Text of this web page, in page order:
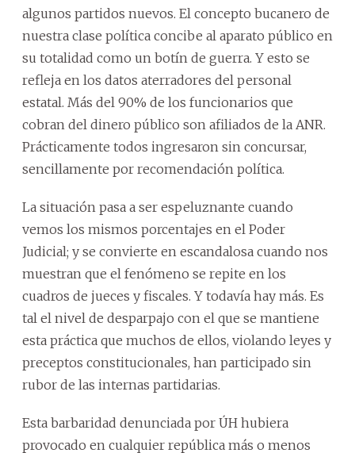
algunos partidos nuevos. El concepto bucanero de
nuestra clase política concibe al aparato público en
su totalidad como un botín de guerra. Y esto se
refleja en los datos aterradores del personal
estatal. Más del 90% de los funcionarios que
cobran del dinero público son afiliados de la ANR.
Prácticamente todos ingresaron sin concursar,
sencillamente por recomendación política.
La situación pasa a ser espeluznante cuando
vemos los mismos porcentajes en el Poder
Judicial; y se convierte en escandalosa cuando nos
muestran que el fenómeno se repite en los
cuadros de jueces y fiscales. Y todavía hay más. Es
tal el nivel de desparpajo con el que se mantiene
esta práctica que muchos de ellos, violando leyes y
preceptos constitucionales, han participado sin
rubor de las internas partidarias.
Esta barbaridad denunciada por ÚH hubiera
provocado en cualquier república más o menos